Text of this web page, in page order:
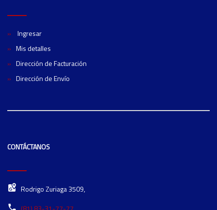
Ingresar
Mis detalles
Dirección de Facturación
Dirección de Envío
CONTÁCTANOS
Rodrigo Zuriaga 3509,